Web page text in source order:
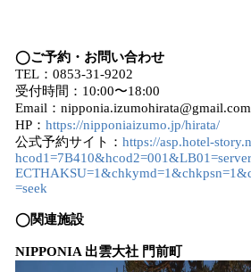
◯ご予約・お問い合わせ
TEL：0853-31-9202
受付時間：10:00〜18:00
Email：nipponia.izumohirata@gmail.com
HP： https://nipponiaizumo.jp/hirata/
公式予約サイト： https://asp.hotel-
=seek
◯関連施設
NIPPONIA 出雲大社 門前町